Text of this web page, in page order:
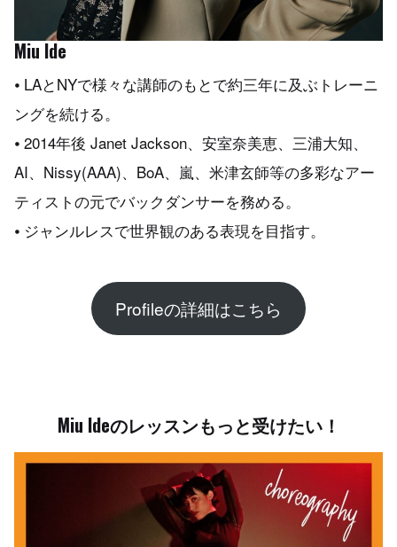
Miu Ide
⦁ LAとNYで様々な講師のもとで約三年に及ぶトレーニ
ングを続ける。
⦁ 2014年後 Janet Jackson、安室奈美恵、三浦大知、
AI、Nissy(AAA)、BoA、嵐、米津玄師等の多彩なアー
ティストの元でバックダンサーを務める。
⦁ ジャンルレスで世界観のある表現を目指す。
Profileの詳細はこちら
Miu Ideのレッスンもっと受けたい！